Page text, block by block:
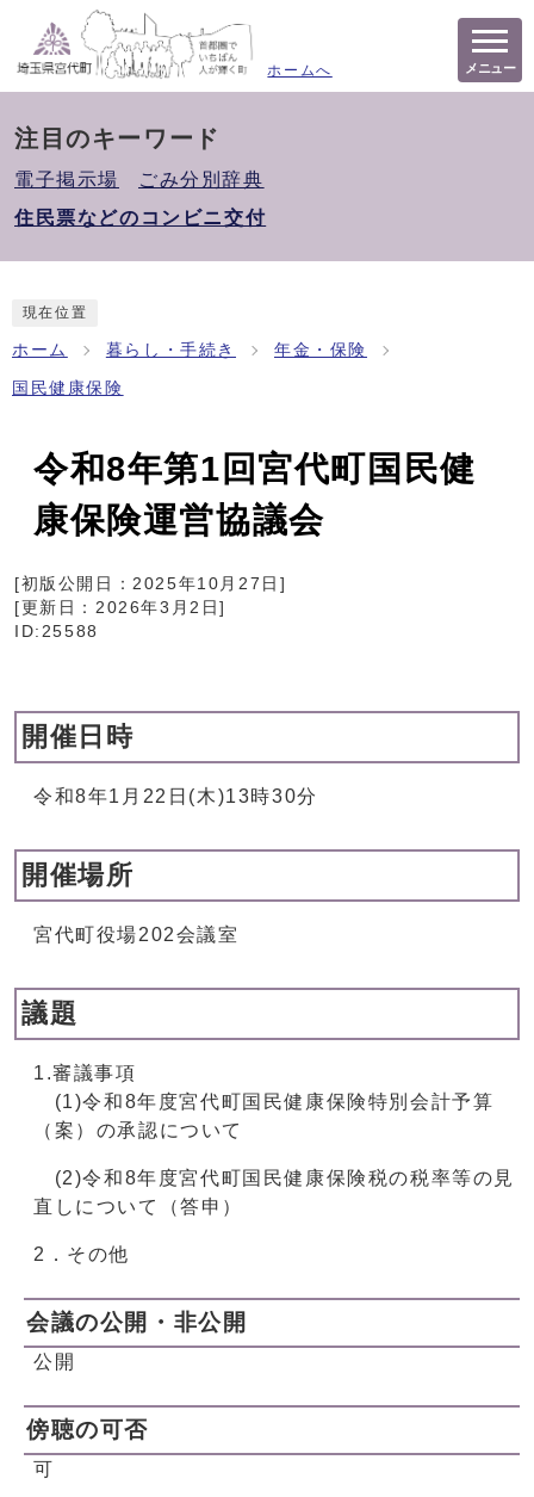
ホームへ メニュー
注目のキーワード
電子掲示場
ごみ分別辞典
住民票などのコンビニ交付
現在位置
ホーム 暮らし・手続き 年金・保険
国民健康保険
令和8年第1回宮代町国民健
康保険運営協議会
[初版公開日：2025年10月27日 ]
[更新日： 2026年3月2日]
ID:25588
開催日時
令和8年1月22日(木)13時30分
開催場所
宮代町役場202会議室
議題
1.審議事項
(1)令和8年度宮代町国民健康保険特別会計予算
（案）の承認について
(2)令和8年度宮代町国民健康保険税の税率等の見
直しについて（答申）
2．その他
会議の公開・非公開
公開
傍聴の可否
可